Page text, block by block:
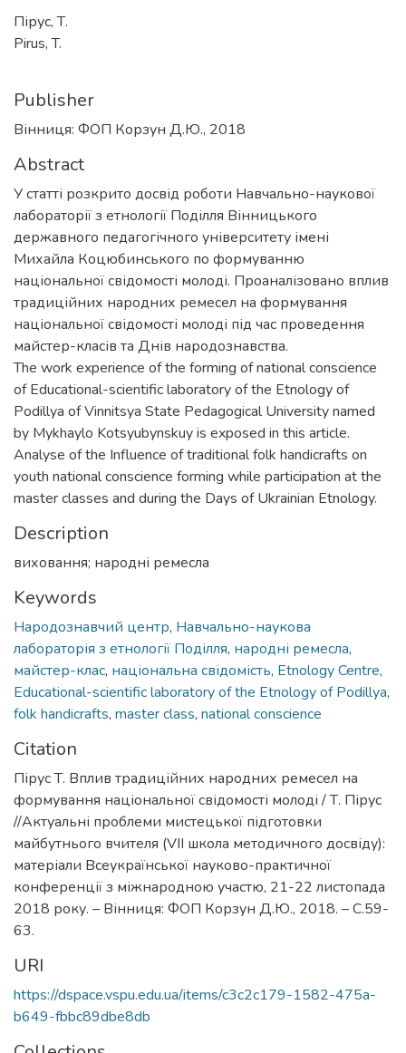
Пірус, Т.
Pirus, T.
Publisher
Вінниця: ФОП Корзун Д.Ю., 2018
Abstract
У статті розкрито досвід роботи Навчально-наукової
лабораторії з етнології Поділля Вінницького
державного педагогічного університету імені
Михайла Коцюбинського по формуванню
національної свідомості молоді. Проаналізовано вплив
традиційних народних ремесел на формування
національної свідомості молоді під час проведення
майстер-класів та Днів народознавства.
The work experience of the forming of national conscience
of Educational-scientific laboratory of the Etnology of
Podillya of Vinnitsya State Pedagogical University named
by Mykhaylo Kotsyubynskuy is exposed in this article.
Analyse of the Influence of traditional folk handicrafts on
youth national conscience forming while participation at the
master classes and during the Days of Ukrainian Etnology.
Description
виховання; народні ремесла
Keywords
Народознавчий центр, Навчально-наукова
лабораторія з етнології Поділля, народні ремесла,
майстер-клас, національна свідомість, Etnology Centre,
Educational-scientific laboratory of the Etnology of Podillya,
folk handicrafts, master class, national conscience
Citation
Пірус Т. Вплив традиційних народних ремесел на
формування національної свідомості молоді / Т. Пірус
//Актуальні проблеми мистецької підготовки
майбутнього вчителя (VІІ школа методичного досвіду):
матеріали Всеукраїнської науково-практичної
конференції з міжнародною участю, 21-22 листопада
2018 року. – Вінниця: ФОП Корзун Д.Ю., 2018. – С.59-
63.
URI
https://dspace.vspu.edu.ua/items/c3c2c179-1582-475a-
b649-fbbc89dbe8db